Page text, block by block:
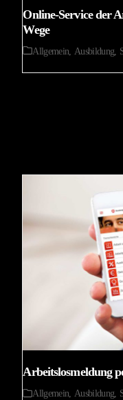
Online-Service der
Wege
Allgemein Ausbildung
Arbeitslosmeldung
Allgemein Ausbildung